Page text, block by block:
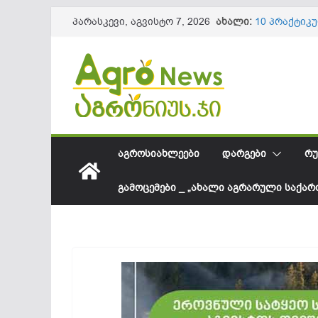
content
პარასკევი, აგვისტო 7, 2026 ახალი: 10
ქართული
სოკოვანი
სეზონის
61,8
ᲐᲒᲠᲝᲡᲘᲐᲮᲚᲔᲔᲑᲘ ᲓᲐᲠᲒᲔᲑᲘ
ᲒᲐᲛᲝᲪᲔᲛᲔᲑᲘ _ „ᲐᲮᲐᲚᲘ ᲐᲒᲠᲐᲠᲣᲚᲘ